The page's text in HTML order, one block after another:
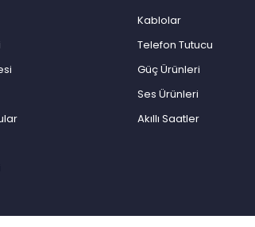
Kablolar
Telefon Tutucu
Güç Ürünleri
Ses Ürünleri
Akıllı Saatler